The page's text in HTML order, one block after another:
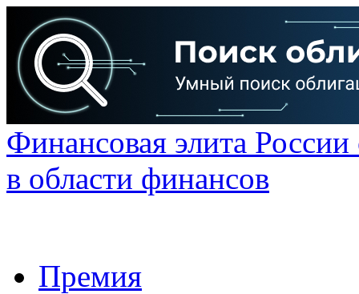
Финансовая элита
в области финансов
Премия